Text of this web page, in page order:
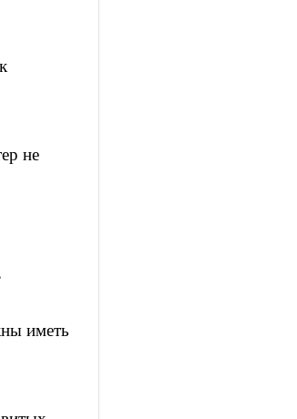
не
иметь